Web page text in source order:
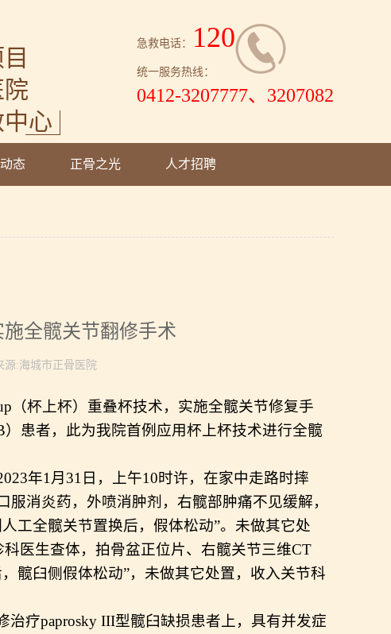
心
急救电话： 120
统一服务热线：
0412-3207777、3207082
态 正骨之光 人才招聘
全髋关节翻修手术
源:海城市正骨医院
（杯上杯）重叠杯技术， 实施全髋关节修复手
患者， 此为我院首例 应用杯上杯技术进行全髋
年1月31日 ， 上午10时许，在家中走路时摔
服消炎药，外喷消肿剂，右髋部肿痛不见缓解，
人工全髋关节置换后，假体松动”。未做其它处
科医生查体，拍骨盆正位片、右髋关节三维CT
髋臼侧假体松动”，未做其它处置，收入关节科
治疗paprosky III型髋臼缺损患者上，具有并发症